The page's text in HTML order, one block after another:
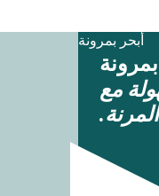
بمرونة
مع